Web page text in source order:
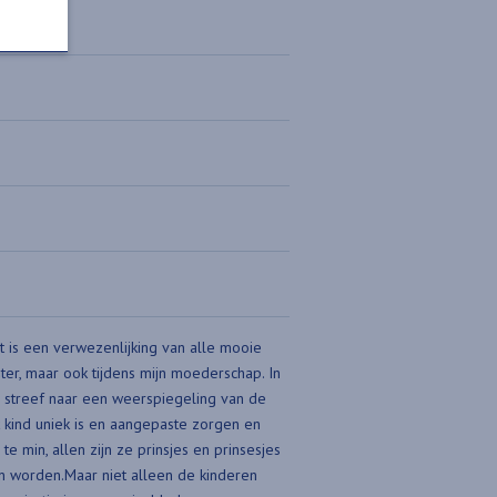
is een verwezenlijking van alle mooie
maar ook tijdens mijn moederschap. In
naar een weerspiegeling van de
uniek is en aangepaste zorgen en
min, allen zijn ze prinsjes en prinsesjes
worden.Maar niet alleen de kinderen